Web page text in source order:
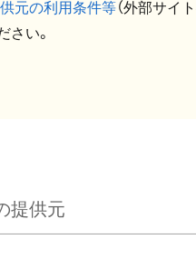
元の利用条件等（外部サイ
さい。
提供元